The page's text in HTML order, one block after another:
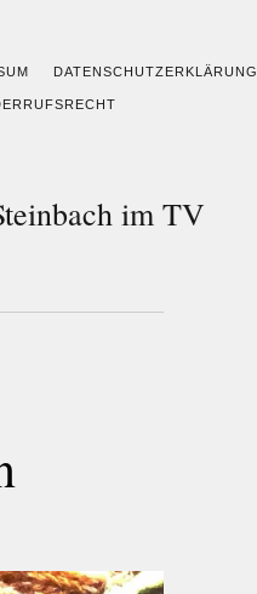
DATENSCHUTZERKLÄRUNG
im TV